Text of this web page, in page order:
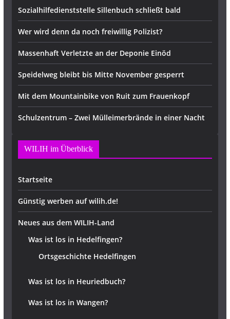
Sozialhilfedienststelle Sillenbuch schließt bald
Wer wird denn da noch freiwillig Polizist?
Massenhaft Verletzte an der Deponie Einöd
Speidelweg bleibt bis Mitte November gesperrt
Mit dem Mountainbike von Ruit zum Frauenkopf
Schulzentrum – Zwei Mülleimerbrände in einer Nacht
WILIH im Überblick
Startseite
Günstig werben auf wilih.de!
Neues aus dem WILIH-Land
Was ist los in Hedelfingen?
Ortsgeschichte Hedelfingen
Was ist los in Heuriedbuch?
Was ist los in Wangen?